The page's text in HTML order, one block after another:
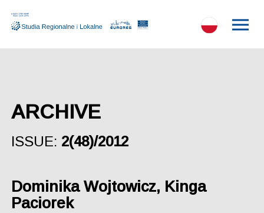
ARCHIVE
ISSUE: 2(48)/2012
Dominika Wojtowicz, Kinga
Paciorek